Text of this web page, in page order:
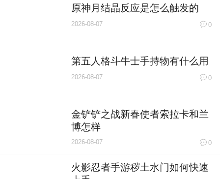
原神月结晶反应是怎么触发的
2026-08-07 0
第五人格斗牛士手持物有什么用
2026-08-07 0
金铲铲之战新春使者索拉卡和兰
博怎样
2026-08-07 0
火影忍者手游秽土水门如何快速